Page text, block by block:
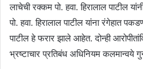
लाचेची रक्कम पो. हवा. हिरालाल पाटील
पो. हवा. हिरालाल पाटील यांना रंगेहात
पाटील हे फरार झाले आहेत. दोन्ही
भ्रष्टाचार प्रतिबंध अधिनियम कलमान्वये